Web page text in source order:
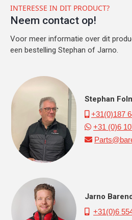
INTERESSE IN DIT PRODUCT?
Neem contact op!
Voor meer informatie over dit
een bestelling Stephan of Jarno.
Stephan
 +31(0)187
 +31 (0)6

Jarno
+31(0)6